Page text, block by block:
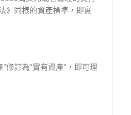
》同樣的資產標準，即實
修訂為“實有資產”，即可理